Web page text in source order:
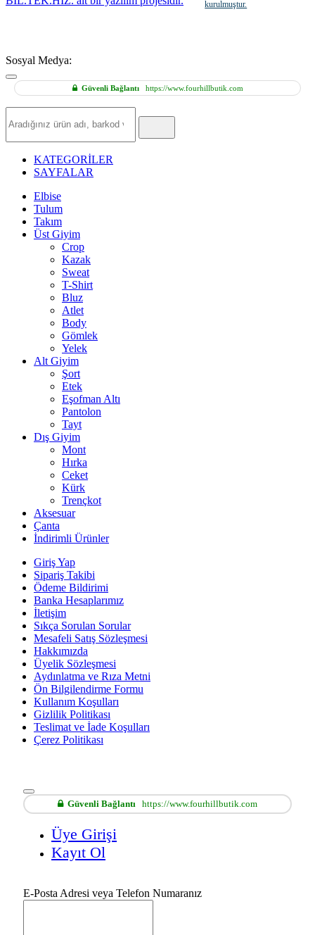
kurulmuştur.
Sosyal Medya:
Güvenli Bağlantıhttps://www.fourhillbutik.com
Ürün
KATEGORİLER
SAYFALAR
Elbise
Tulum
Takım
Üst Giyim
Crop
Kazak
Sweat
T-Shirt
Bluz
Atlet
Body
Gömlek
Yelek
Alt Giyim
Şort
Etek
Eşofman Altı
Pantolon
Tayt
Dış Giyim
Mont
Hırka
Ceket
Kürk
Trençkot
Aksesuar
Çanta
İndirimli Ürünler
Giriş Yap
Sipariş Takibi
Ödeme Bildirimi
Banka Hesaplarımız
İletişim
Sıkça Sorulan Sorular
Mesafeli Satış Sözleşmesi
Hakkımızda
Üyelik Sözleşmesi
Aydınlatma ve Rıza Metni
Ön Bilgilendirme Formu
Kullanım Koşulları
Gizlilik Politikası
Teslimat ve İade Koşulları
Çerez Politikası
Güvenli Bağlantı https://www.fourhillbutik.com
Üye Girişi
Kayıt Ol
E-Posta Adresi veya Telefon Numaranız